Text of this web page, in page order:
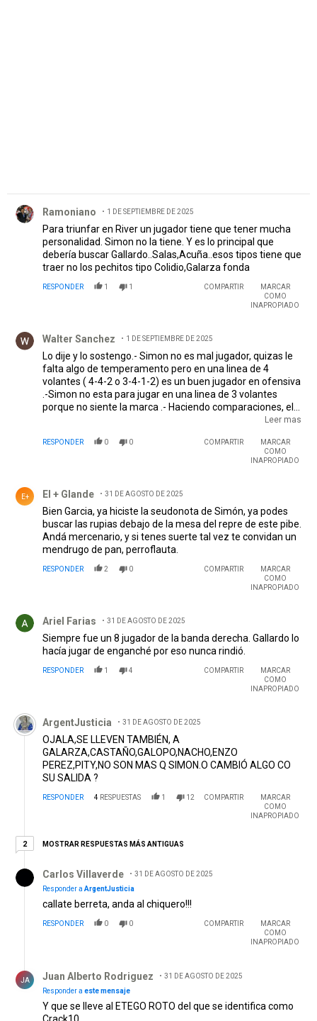
Ramoniano 1 DE SEPTIEMBRE DE 2025
Para triunfar en River un jugador tiene que tener mucha
personalidad. Simon no la tiene. Y es lo principal que
debería buscar Gallardo..Salas,Acuña..esos tipos tiene que
traer no los pechitos tipo Colidio,Galarza fonda
RESPONDER 1 1 COMPARTIR
MARCAR
COMO
INAPROPIADO
Walter Sanchez 1 DE SEPTIEMBRE DE 2025
Lo dije y lo sostengo.- Simon no es mal jugador, quizas le
falta algo de temperamento pero en una linea de 4
volantes ( 4-4-2 o 3-4-1-2) es un buen jugador en ofensiva
.-Simon no esta para jugar en una linea de 3 volantes
porque no siente la marca .- Haciendo comparaciones, el
Chaco Coudet, Augusto Fernandez y Augusto Solari eran
marca
Leer mas
RESPONDER 0 0 COMPARTIR
MARCAR
COMO
INAPROPIADO
E+ El + Glande 31 DE AGOSTO DE 2025
Bien Garcia, ya hiciste la seudonota de Simón, ya podes
buscar las rupias debajo de la mesa del repre de este pibe.
Andá mercenario, y si tenes suerte tal vez te convidan un
mendrugo de pan, perroflauta.
RESPONDER 2 0 COMPARTIR
MARCAR
COMO
INAPROPIADO
Ariel Farias 31 DE AGOSTO DE 2025
Siempre fue un 8 jugador de la banda derecha. Gallardo lo
hacía jugar de enganché por eso nunca rindió.
RESPONDER 1 4 COMPARTIR
MARCAR
COMO
INAPROPIADO
Comentario de ArgentJusticia.
ArgentJusticia 31 DE AGOSTO DE 2025
OJALA,SE LLEVEN TAMBIÉN, A
GALARZA,CASTAÑO,GALOPO,NACHO,ENZO
PEREZ,PITY,NO SON MAS Q SIMON.O CAMBIÓ ALGO CO
SU SALIDA ?
RESPONDER 4 RESPUESTAS 1 12 COMPARTIR
MARCAR
COMO
INAPROPIADO
22 respuestas más antiguas
MOSTRAR RESPUESTAS MÁS ANTIGUAS
Carlos Villaverde
31 DE AGOSTO DE 2025
Responder a ArgentJusticia
callate berreta, anda al chiquero!!!
RESPONDER 0 0 COMPARTIR
MARCAR
COMO
INAPROPIADO
JA Juan Alberto Rodriguez
31 DE AGOSTO DE 2025
Responder a este mensaje
Y que se lleve al ETEGO ROTO del que se identifica como
Crack10